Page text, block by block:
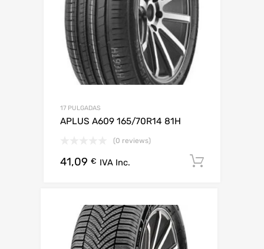
17 PULGADAS
APLUS A609 165/70R14 81H
(0 reviews)
41,09 € IVA Inc.